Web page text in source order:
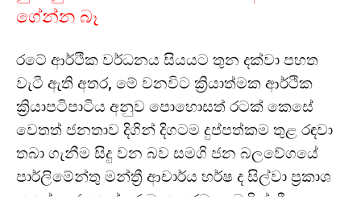
ගේන්න බෑ
රටේ ආර්ථික වර්ධනය සියයට තුන දක්වා පහත
වැටී ඇති අතර, මේ වනවිට ක්‍රියාත්මක ආර්ථික
ක්‍රියාපටිපාටිය අනුව පොහොසත් රටක් කෙසේ
වෙතත් ජනතාව දිගින් දිගටම දුප්පත්කම තුළ රඳවා
තබා ගැනීම සිදු වන බව සමගි ජන බලවේගයේ
පාර්ලිමේන්තු මන්ත්‍රී ආචාර්ය හර්ෂ ද සිල්වා ප්‍රකාශ